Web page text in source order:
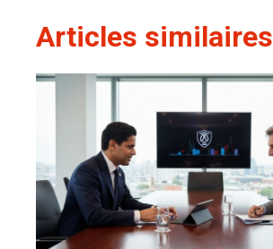
Articles similaires